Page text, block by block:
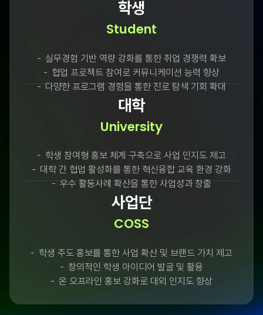
학생
Student
실무경험 기반 역량 강화를 통한 취업 경쟁력 확보
협업 프로젝트 참여로 커뮤니케이션 능력 향상
다양한 프로그램 경험을 통한 진로 탐색 기회 확대
대학
University
학생 참여형 홍보 체계 구축으로 사업 인지도 제고
대학 간 협업 활성화를 통한 혁신융합 교육 환경 강화
우수 활동사례 확산을 통한 사업성과 창출
사업단
COSS
학생 주도 홍보를 통한 사업 확산 및 브랜드 가치 제고
창의적인 학생 아이디어 발굴 및 활용
온 오프라인 홍보 강화로 대외 인지도 향상